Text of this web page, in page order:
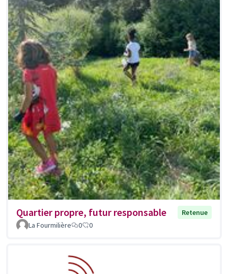
Quartier propre, futur responsable
Retenue
La Fourmilière
0 0